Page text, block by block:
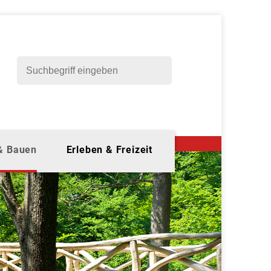
Bauen Erleben & Freizeit